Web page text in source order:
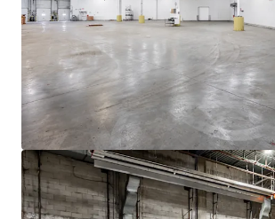
4005 de Richelieu Street
4005 Rue de Richelieu, Montréal, QC, H4C
11 520 mètres carrés